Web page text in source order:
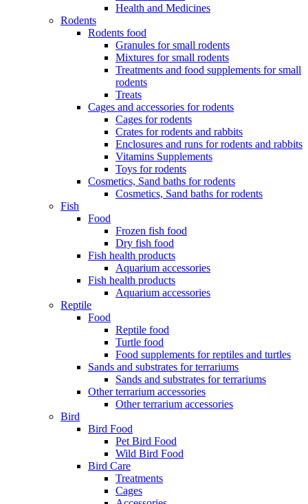
Health and Medicines
Rodents
Rodents food
Granules for small rodents
Mixtures for small rodents
Treatments and food supplements for small
rodents
Treats
Cages and accessories for rodents
Cages for rodents
Сrates for rodents and rabbits
Enclosures and runs for rodents and rabbits
Vitamins Supplements
Toys for rodents
Cosmetics, Sand baths for rodents
Cosmetics, Sand baths for rodents
Fish
Food
Frozen fish food
Dry fish food
Fish health products
Aquarium accessories
Fish health products
Aquarium accessories
Reptile
Food
Reptile food
Turtle food
Food supplements for reptiles and turtles
Sands and substrates for terrariums
Sands and substrates for terrariums
Other terrarium accessories
Other terrarium accessories
Bird
Bird Food
Pet Bird Food
Wild Bird Food
Bird Care
Treatments
Cages